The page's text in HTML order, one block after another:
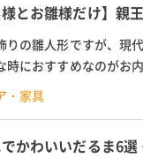
様とお雛様だけ】親
りの雛人形ですが、現
時におすすめなのがお
ょっとしたスペースに
・家具
かわいいだるま6